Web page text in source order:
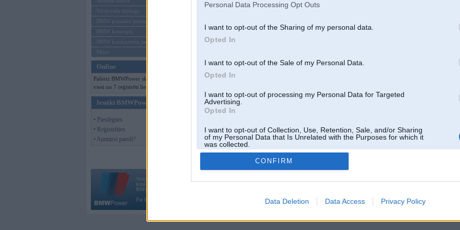
Personal Data Processing Opt Outs
I want to opt-out of the Sharing of my personal data.
Opted In
I want to opt-out of the Sale of my Personal Data.
Opted In
I want to opt-out of processing my Personal Data for Targeted
Advertising.
Opted In
I want to opt-out of Collection, Use, Retention, Sale, and/or Sharing
of my Personal Data that Is Unrelated with the Purposes for which it
was collected.
Opted Out
CONFIRM
Data Deletion Data Access Privacy Policy
Sērijveida tūnings
BMW pasaules jaunumi
BMW koncepti
BMW konkurentu jaunumi
Moto
Online
Pašreiz BMWPower skatās 252
viesi un 7 reģistrēti lietotāji.
Ienākt BMWPower
• Pieslēgties
• Reģistrēties
• Aizmirsi paroli?
Vortāls BMWPower.lv darbojas
kopš 2002. gada 14. maija. Tas nav auto klubs un nav saistīts ar
BMW AG.
Par BMWPower